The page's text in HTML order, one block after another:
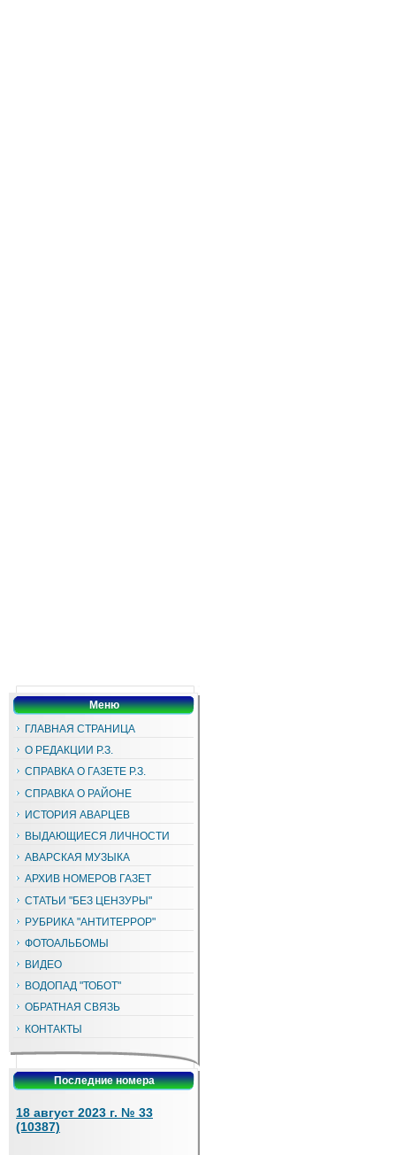
Меню
ГЛАВНАЯ СТРАНИЦА
О РЕДАКЦИИ Р.З.
СПРАВКА О ГАЗЕТЕ Р.З.
СПРАВКА О РАЙОНЕ
ИСТОРИЯ АВАРЦЕВ
ВЫДАЮЩИЕСЯ ЛИЧНОСТИ
АВАРСКАЯ МУЗЫКА
АРХИВ НОМЕРОВ ГАЗЕТ
СТАТЬИ "БЕЗ ЦЕНЗУРЫ"
РУБРИКА "АНТИТЕРРОР"
ФОТОАЛЬБОМЫ
ВИДЕО
ВОДОПАД "ТОБОТ"
ОБРАТНАЯ СВЯЗЬ
КОНТАКТЫ
Последние номера
18 август 2023 г. № 33
(10387)